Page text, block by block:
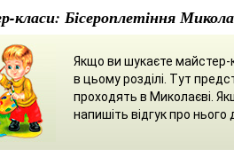
класи: Бісероплетіння
Якщо ви шукаєте майстер-
в цьому розділі. Тут
проходять в Миколаєві.
напишіть відгук про нього